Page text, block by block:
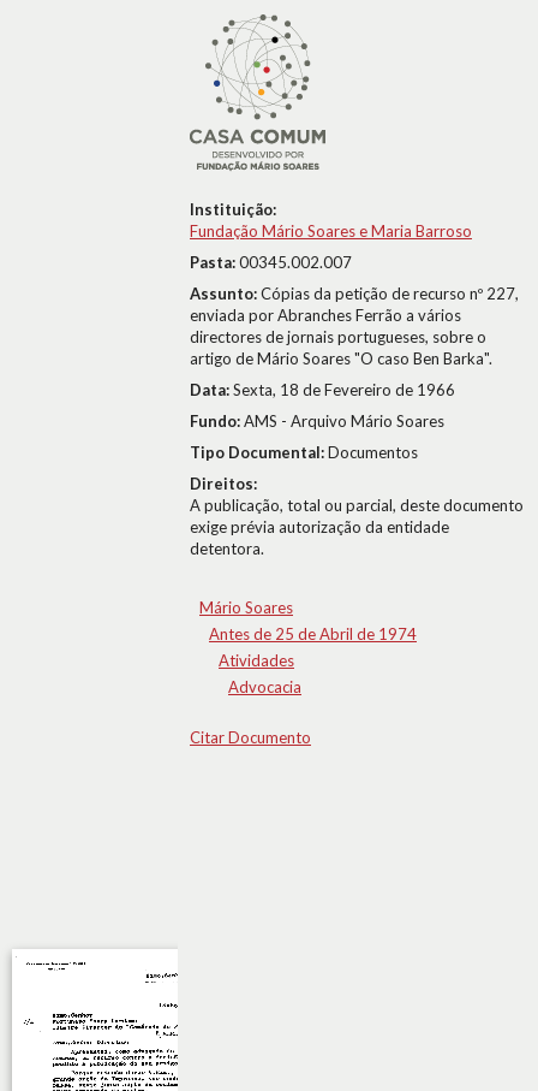
Instituição:
Fundação Mário Soares e Maria Barroso
Pasta:00345.002.007
Assunto:Cópias da petição de recurso nº 227,
enviada por Abranches Ferrão a vários
directores de jornais portugueses, sobre o
artigo de Mário Soares "O caso Ben Barka".
Data:Sexta, 18 de Fevereiro de 1966
Fundo:AMS - Arquivo Mário Soares
Tipo Documental:Documentos
Direitos:
A publicação, total ou parcial, deste documento
exige prévia autorização da entidade
detentora.
Mário Soares
Antes de 25 de Abril de 1974
Atividades
Advocacia
Citar Documento